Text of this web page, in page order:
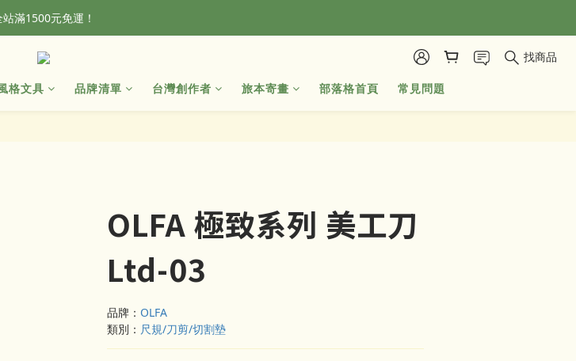
站滿1500元免運！
站滿1500元免運！
折扣碼NEWFROG，滿800現折50
站滿1500元免運！
找商品
格文具 品牌清單 台灣創作者 旅本寄畫 部落格首頁 常見問題
OLFA 極致系列 美工刀
Ltd-03
品牌： OLFA
類別： 尺規/刀剪/切割墊